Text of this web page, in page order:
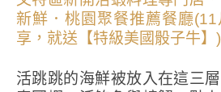
活跳跳的海鮮被放入在這三